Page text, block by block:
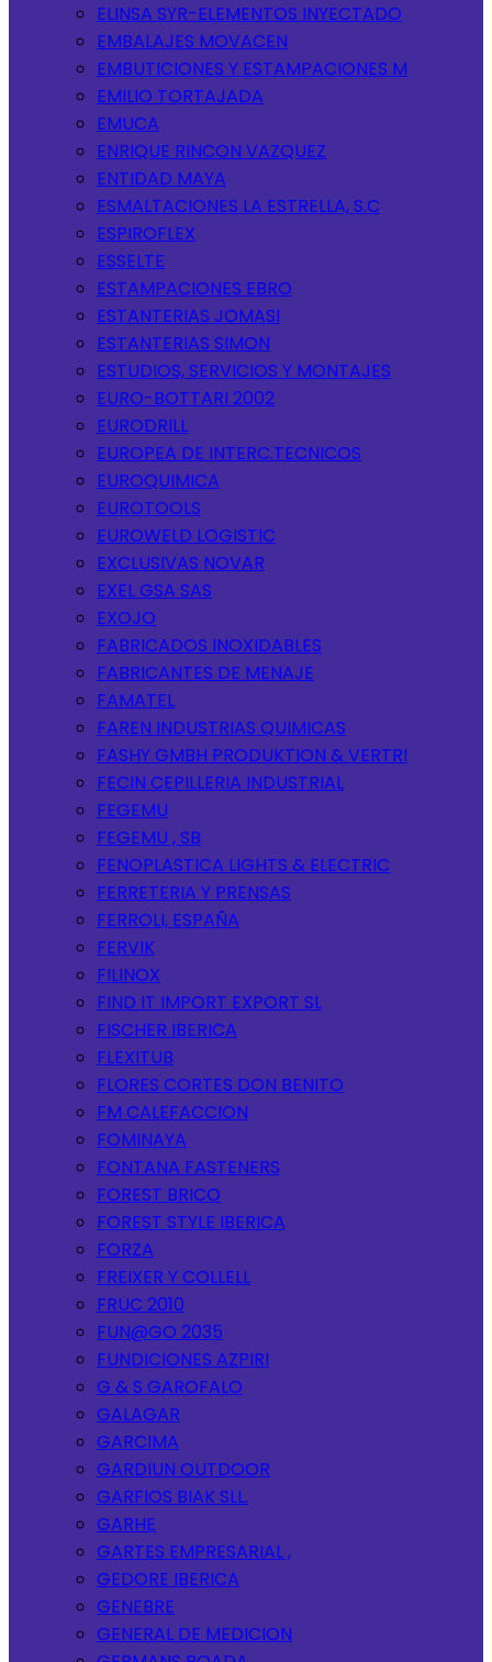
ELINSA SYR-ELEMENTOS INYECTADO
EMBALAJES MOVACEN
EMBUTICIONES Y ESTAMPACIONES M
EMILIO TORTAJADA
EMUCA
ENRIQUE RINCON VAZQUEZ
ENTIDAD MAYA
ESMALTACIONES LA ESTRELLA, S.C
ESPIROFLEX
ESSELTE
ESTAMPACIONES EBRO
ESTANTERIAS JOMASI
ESTANTERIAS SIMON
ESTUDIOS, SERVICIOS Y MONTAJES
EURO-BOTTARI 2002
EURODRILL
EUROPEA DE INTERC.TECNICOS
EUROQUIMICA
EUROTOOLS
EUROWELD LOGISTIC
EXCLUSIVAS NOVAR
EXEL GSA SAS
EXOJO
FABRICADOS INOXIDABLES
FABRICANTES DE MENAJE
FAMATEL
FAREN INDUSTRIAS QUIMICAS
FASHY GMBH PRODUKTION & VERTRI
FECIN CEPILLERIA INDUSTRIAL
FEGEMU
FEGEMU , SB
FENOPLASTICA LIGHTS & ELECTRIC
FERRETERIA Y PRENSAS
FERROLI, ESPAÑA
FERVIK
FILINOX
FIND IT IMPORT EXPORT SL
FISCHER IBERICA
FLEXITUB
FLORES CORTES DON BENITO
FM CALEFACCION
FOMINAYA
FONTANA FASTENERS
FOREST BRICO
FOREST STYLE IBERICA
FORZA
FREIXER Y COLLELL
FRUC 2010
FUN@GO 2035
FUNDICIONES AZPIRI
G & S GAROFALO
GALAGAR
GARCIMA
GARDIUN OUTDOOR
GARFIOS BIAK SLL.
GARHE
GARTES EMPRESARIAL ,
GEDORE IBERICA
GENEBRE
GENERAL DE MEDICION